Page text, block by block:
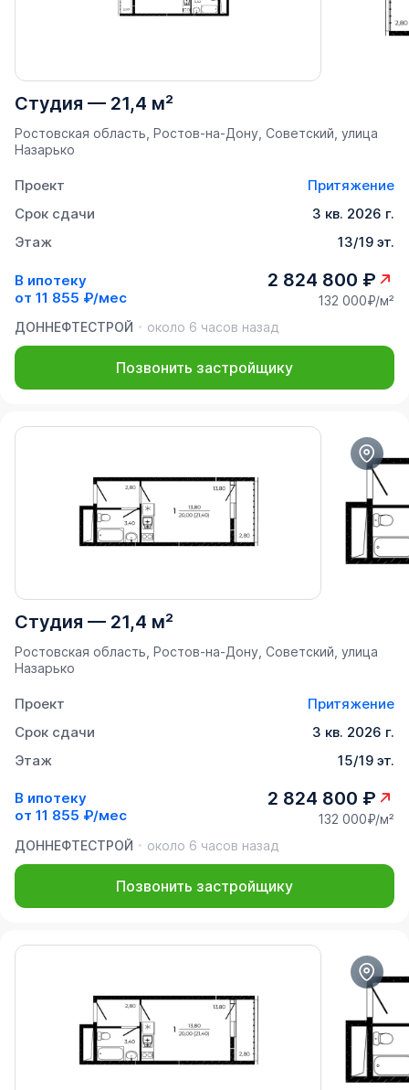
Студия — 21,4 м²
Ростовская область, Ростов-на-Дону, Советский, улица
Назарько
Проект
Притяжение
Срок сдачи
3 кв. 2026 г.
Этаж
13/19 эт.
В ипотеку
от 11 855 ₽/мес
2 824 800 ₽
132 000₽/м²
ДОННЕФТЕСТРОЙ
около 6 часов назад
Позвонить застройщику
Студия — 21,4 м²
Ростовская область, Ростов-на-Дону, Советский, улица
Назарько
Проект
Притяжение
Срок сдачи
3 кв. 2026 г.
Этаж
15/19 эт.
В ипотеку
от 11 855 ₽/мес
2 824 800 ₽
132 000₽/м²
ДОННЕФТЕСТРОЙ
около 6 часов назад
Позвонить застройщику